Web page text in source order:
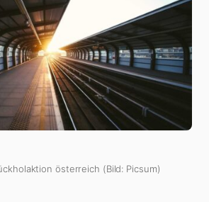
österreich (Bild: Picsum)